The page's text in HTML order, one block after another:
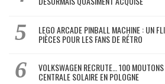
LEGO ARCADE PINBALL MACHINE : UN
PIÈCES POUR LES FANS DE RÉTRO
VOLKSWAGEN RECRUTE… 100
CENTRALE SOLAIRE EN POLOGNE